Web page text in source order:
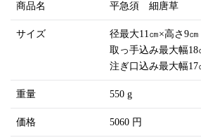
商品名 平急須 細唐草
サイズ
径最大11㎝×高さ9㎝
取っ手込み最大幅18
注ぎ口込み最大幅17
重量 550 g
価格 5060 円